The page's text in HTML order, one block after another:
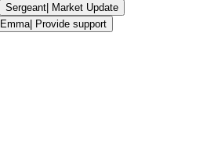
Sergeant| Market Update
Emma| Provide support